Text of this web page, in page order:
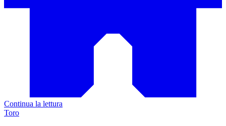
Continua la lettura
Toro